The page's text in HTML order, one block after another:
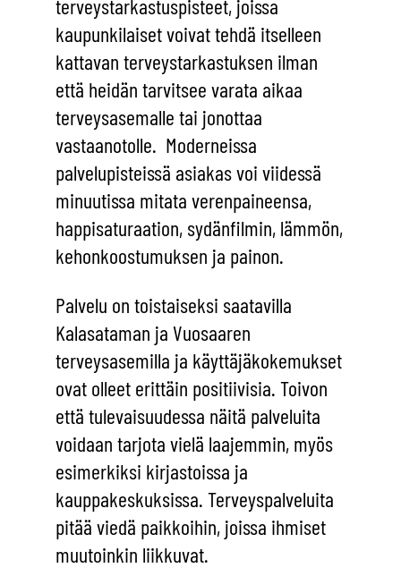
terveystarkastuspisteet, joissa
kaupunkilaiset voivat tehdä itselleen
kattavan terveystarkastuksen ilman
että heidän tarvitsee varata aikaa
terveysasemalle tai jonottaa
vastaanotolle. Moderneissa
palvelupisteissä asiakas voi viidessä
minuutissa mitata verenpaineensa,
happisaturaation, sydänfilmin, lämmön,
kehonkoostumuksen ja painon.
Palvelu on toistaiseksi saatavilla
Kalasataman ja Vuosaaren
terveysasemilla ja käyttäjäkokemukset
ovat olleet erittäin positiivisia. Toivon
että tulevaisuudessa näitä palveluita
voidaan tarjota vielä laajemmin, myös
esimerkiksi kirjastoissa ja
kauppakeskuksissa. Terveyspalveluita
pitää viedä paikkoihin, joissa ihmiset
muutoinkin liikkuvat.